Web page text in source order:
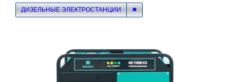
ДИЗЕЛЬНЫЕ ЭЛЕКТРОСТАНЦИИ